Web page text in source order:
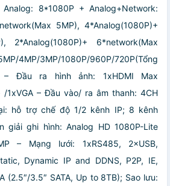
Analog: 8*1080P + Analog+Network:
5MP), 4*Analog(1080P)+
2*Analog(1080P)+ 6*network(Max
4MP/3MP/1080P/960P/720P(Tổng
– Đầu ra hình ảnh: 1xHDMI Max
1xVGA – Đầu vào/ ra âm thanh: 4CH
hỗ trợ chế độ 1/2 kênh IP; 8 kênh
giải ghi hình: Analog HD 1080P-Lite
– Mạng lưới: 1xRS485, 2×USB,
Dynamic IP and DDNS, P2P, IE,
(2.5″/3.5″ SATA, Up to 8TB); Sao lưu: